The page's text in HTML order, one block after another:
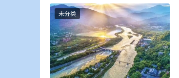
未分类